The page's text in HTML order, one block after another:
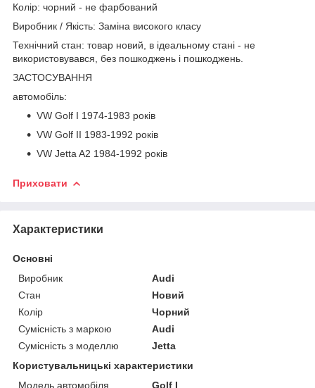
Колір: чорний - не фарбований
Виробник / Якість: Заміна високого класу
Технічний стан: товар новий, в ідеальному стані - не
використовувався, без пошкоджень і пошкоджень.
ЗАСТОСУВАННЯ
автомобіль:
VW Golf I 1974-1983 років
VW Golf II 1983-1992 років
VW Jetta A2 1984-1992 років
Приховати
Характеристики
Основні
Виробник
Audi
Стан
Новий
Колір
Чорний
Сумісність з маркою
Audi
Сумісність з моделлю
Jetta
Користувальницькі характеристики
Модель автомобіля
Golf I